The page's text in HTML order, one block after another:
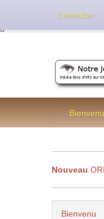
Bienvenu
Nouveau
Bienvenu
Connexion